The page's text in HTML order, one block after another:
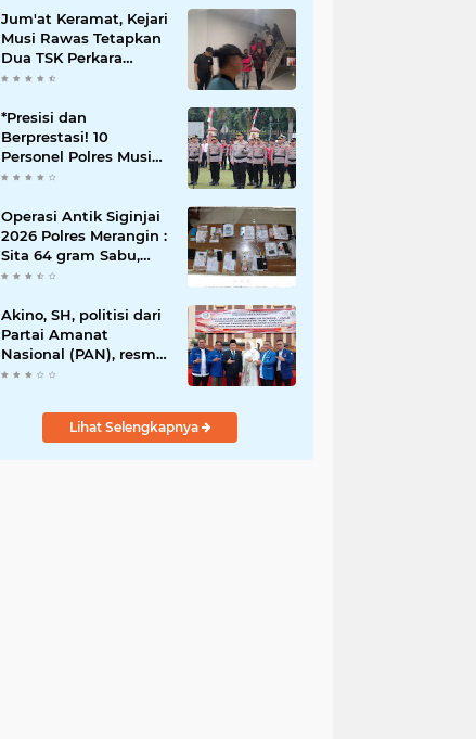
Jum'at Keramat, Kejari
Musi Rawas Tetapkan
Dua TSK Perkara
Dugaan Korupsi Dana
*Presisi dan
Berprestasi! 10
Personel Polres Musi
Rawas Raih
Bergengsi dari
Kapolda Sumsel*
Operasi Antik Siginjai
2026 Polres Merangin :
Sita 64 gram Sabu,
42,46 gram Ganja, 5
Amankan 21 Orang
Tersangka
Akino, SH, politisi dari
Partai Amanat
Nasional (PAN), resmi
dilantik sebagai
Lihat Selengkapnya